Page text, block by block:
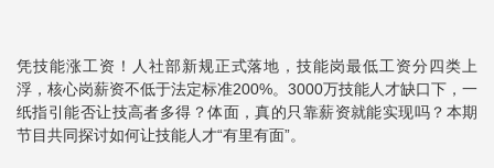
凭技能涨工资！人社部新规正式落地，技能岗最低工资分四类上
浮，核心岗薪资不低于法定标准200%。3000万技能人才缺口下，一
纸指引能否让技高者多得？体面，真的只靠薪资就能实现吗？本期
节目共同探讨如何让技能人才“有里有面”。